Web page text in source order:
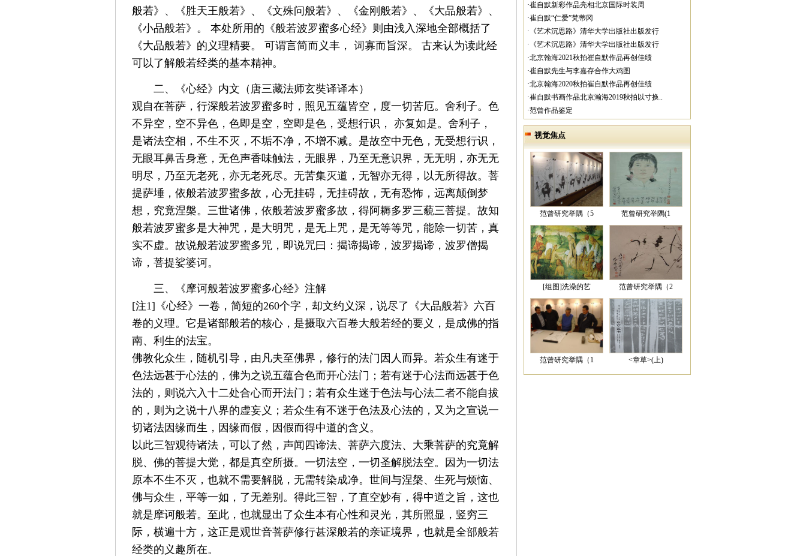
般若》、《胜天王般若》、《文殊问般若》、《金刚般若》、《大品般若》、
《小品般若》。
本处所用的《般若波罗蜜多心经》则由浅入深地全部概括了
《大品般若》的义理精要。
可谓言简而义丰， 词寡而旨深。
古来认为读此经
可以了解般若经类的基本精神。
二、《心经》内文（唐三藏法师玄奘译译本）
观自在菩萨，行深般若波罗蜜多时，照见五蕴皆空，度一切苦厄。舍利子。色
不异空，空不异色，色即是空，空即是色，受想行识， 亦复如是。舍利子，
是诸法空相，不生不灭，不垢不净，不增不减。是故空中无色，无受想行识，
无眼耳鼻舌身意，无色声香味触法，无眼界，乃至无意识界，无无明，亦无无
明尽，乃至无老死，亦无老死尽。无苦集灭道，无智亦无得，以无所得故。菩
提萨埵，依般若波罗蜜多故，心无挂碍，无挂碍故，无有恐怖，远离颠倒梦
想，究竟涅槃。三世诸佛，依般若波罗蜜多故，得阿耨多罗三藐三菩提。故知
般若波罗蜜多是大神咒，是大明咒，是无上咒，是无等等咒，能除一切苦，真
实不虚。故说般若波罗蜜多咒，即说咒曰：揭谛揭谛，波罗揭谛，波罗僧揭
谛，菩提娑婆诃。
三、《摩诃般若波罗蜜多心经》注解
[注1] 《心经》一卷，简短的260个字，却文约义深，说尽了《大品般若》六百
卷的义理。它是诸部般若的核心，是摄取六百卷大般若经的要义，是成佛的指
南、利生的法宝。
佛教化众生，随机引导，由凡夫至佛界，修行的法门因人而异。若众生有迷于
色法远甚于心法的，佛为之说五蕴合色而开心法门；若有迷于心法而远甚于色
法的，则说六入十二处合心而开法门；若有众生迷于色法与心法二者不能自拔
的，则为之说十八界的虚妄义；若众生有不迷于色法及心法的，又为之宣说一
切诸法因缘而生，因缘而假，因假而得中道的含义。
以此三智观待诸法，可以了然，声闻四谛法、菩萨六度法、大乘菩萨的究竟解
脱、佛的菩提大觉，都是真空所摄。一切法空，一切圣解脱法空。因为一切法
原本不生不灭，也就不需要解脱，无需转染成净。世间与涅槃、生死与烦恼、
佛与众生，平等一如，了无差别。得此三智，了直空妙有，得中道之旨，这也
就是摩诃般若。至此，也就显出了众生本有心性和灵光，其所照显，竖穷三
际，横遍十方，这正是观世音菩萨修行甚深般若的亲证境界，也就是全部般若
经类的义趣所在。
·崔自默新彩作品亮相北京国际时装周
·崔自默“仁爱”梵蒂冈
·《艺术沉思路》清华大学出版社出版发行
·《艺术沉思路》清华大学出版社出版发行
·北京翰海2021秋拍崔自默作品再创佳绩
·崔自默先生与李嘉存合作大鸡图
·北京翰海2020秋拍崔自默作品再创佳绩
·崔自默书画作品北京瀚海2019秋拍以寸换..
·范曾作品鉴定
视觉焦点
范曾研究举隅（5 范曾研究举隅(1
[组图]洗澡的艺 范曾研究举隅（2
范曾研究举隅（1 <章草>(上)